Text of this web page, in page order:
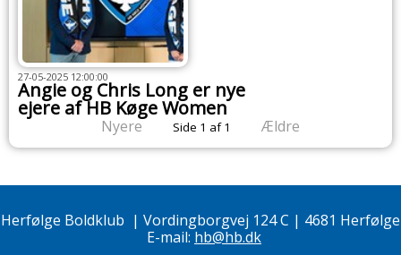
27-05-2025 12:00:00
Angie og Chris Long er nye
ejere af HB Køge Women
Nyere Side 1 af 1 Ældre
Herfølge Boldklub | Vordingborgvej 124 C | 4681 Herfølge
E-mail: hb@hb.dk